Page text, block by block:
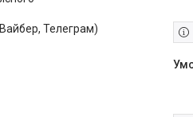
Телеграм)